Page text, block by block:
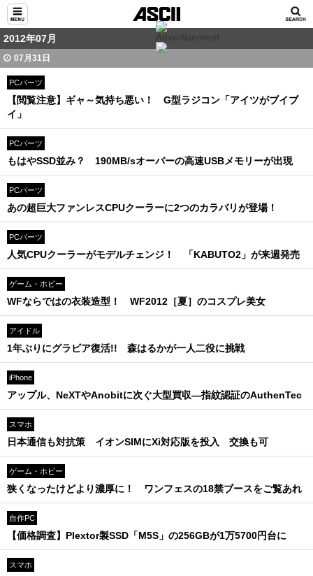
2012年07月
07月31日
PCパーツ
【閲覧注意】ギャ～気持ち悪い！ G型ラジコン「アイツがブイブ
イ」
PCパーツ
もはやSSD並み？ 190MB/sオーバーの高速USBメモリーが出現
PCパーツ
あの超巨大ファンレスCPUクーラーに2つのカラバリが登場！
PCパーツ
人気CPUクーラーがモデルチェンジ！ 「KABUTO2」が来週発売
ゲーム・ホビー
WFならではの衣装造型！ WF2012［夏］のコスプレ美女
アイドル
1年ぶりにグラビア復活!! 森はるかが一人二役に挑戦
iPhone
アップル、NeXTやAnobitに次ぐ大型買収―指紋認証のAuthenTec
スマホ
日本通信も対抗策 イオンSIMにXi対応版を投入 交換も可
ゲーム・ホビー
狭くなったけどより濃厚に！ ワンフェスの18禁ブースをご覧あれ
自作PC
【価格調査】Plextor製SSD「M5S」の256GBが1万5700円台に
スマホ